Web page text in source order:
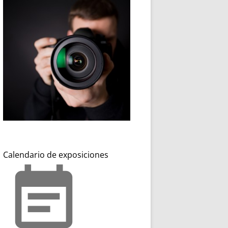
Calendario de exposiciones
event_note